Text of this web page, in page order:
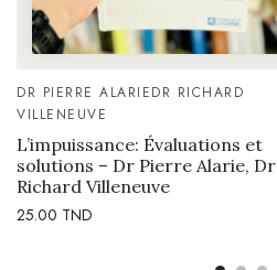
DR PIERRE ALARIEDR RICHARD
VILLENEUVE
L’impuissance: Évaluations et
solutions – Dr Pierre Alarie, Dr
Richard Villeneuve
25.00 TND